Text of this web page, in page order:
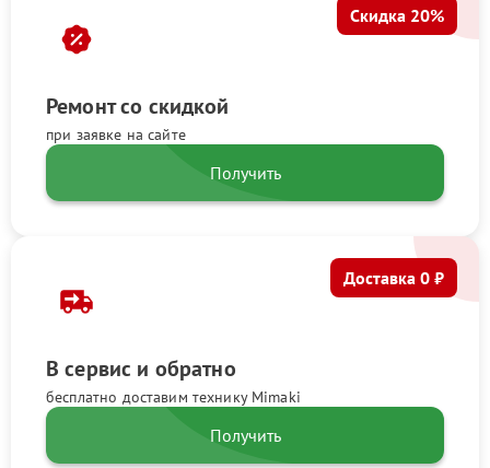
Ремонт со скидкой
при заявке на сайте
Скидка 20%
Получить
В сервис и обратно
бесплатно доставим технику Mimaki
Доставка 0 ₽
Получить